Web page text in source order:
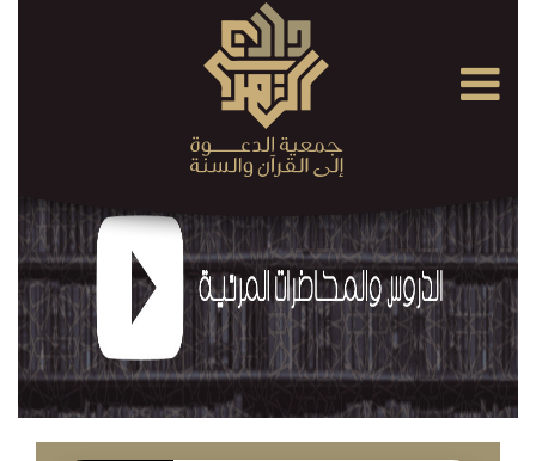
الدروس
والمحاضرات
المسموعة
الدروس
والمحاضرات